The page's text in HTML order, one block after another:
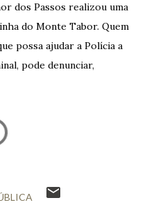
dos Passos realizou uma
do Monte Tabor. Quem
possa ajudar a Polícia a
pode denunciar,